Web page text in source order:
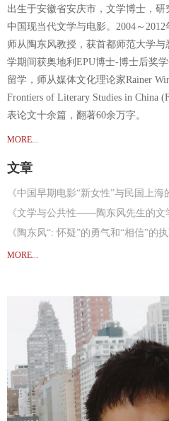
《“广场舞”与不打烊书店》
出生于安徽省安庆市，文学博士，研
中国现当代文学与电影。2004～
师从陶东风教授，获首都师范大学
学期间获奥地利EPU博士-博士后奖
留学，师从媒体文化理论家Rainer
Frontiers of Literary Studies in China
表论文十余篇，翻著60余万字。
MORE...
文章
《中国早期电影“新女性”与民国上海
《文学与公共性——陶东风先⽣的文
《陶东风“: 怀疑”的勇气和“相信”的执
《中国早期电影《新女性》 与民国上
《回归文化民族主义》
《阿伦特、卡夫卡与极权主义统治的
《阿伦特《精神生活·思维》中译本
MORE...